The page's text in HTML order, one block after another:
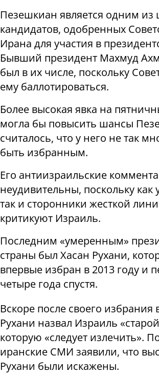
Пезешкиан является одним из
кандидатов, одобренных
Ирана для участия в
Бывший президент Махмуд
был в их числе, поскольку
ему баллотироваться.
Более высокая явка на
могла бы повысить шансы
считалось, что у него не так
быть избранным.
Его антиизраильские
неудивительны, поскольку
так и сторонники жесткой
критикуют Израиль.
Последним «умеренным»
страны был Хасан Рухани,
впервые избран в 2013 году и
четыре года спустя.
Вскоре после своего избрания
Рухани назвал Израиль
которую «следует излечить».
иранские СМИ заявили, что
Рухани были искажены.